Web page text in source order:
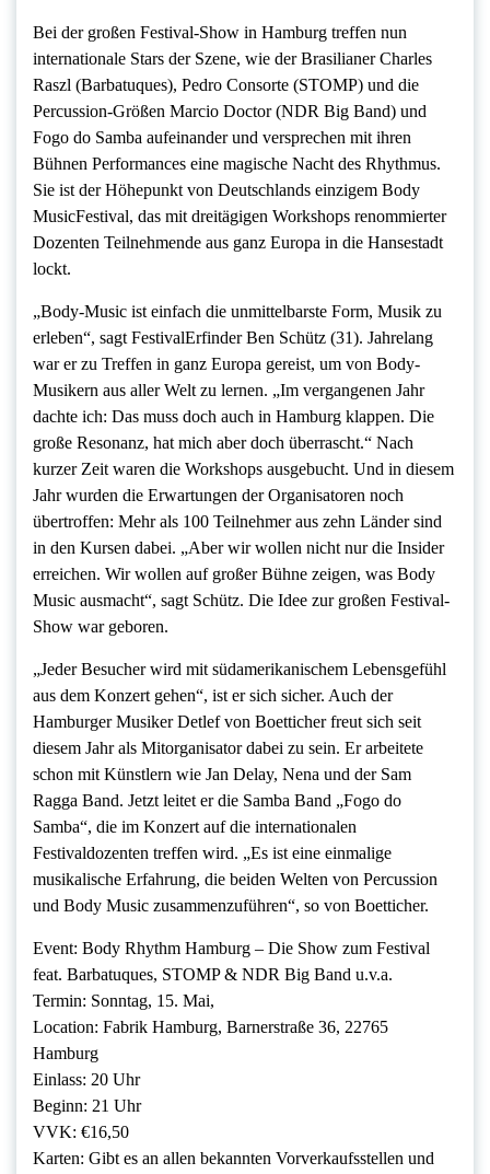
Bei der großen Festival-Show in Hamburg treffen nun
internationale Stars der Szene, wie der Brasilianer Charles
Raszl (Barbatuques), Pedro Consorte (STOMP) und die
Percussion-Größen Marcio Doctor (NDR Big Band) und
Fogo do Samba aufeinander und versprechen mit ihren
Bühnen Performances eine magische Nacht des Rhythmus.
Sie ist der Höhepunkt von Deutschlands einzigem Body
MusicFestival, das mit dreitägigen Workshops renommierter
Dozenten Teilnehmende aus ganz Europa in die Hansestadt
lockt.
„Body-Music ist einfach die unmittelbarste Form, Musik zu
erleben“, sagt FestivalErfinder Ben Schütz (31). Jahrelang
war er zu Treffen in ganz Europa gereist, um von Body-
Musikern aus aller Welt zu lernen. „Im vergangenen Jahr
dachte ich: Das muss doch auch in Hamburg klappen. Die
große Resonanz, hat mich aber doch überrascht.“ Nach
kurzer Zeit waren die Workshops ausgebucht. Und in diesem
Jahr wurden die Erwartungen der Organisatoren noch
übertroffen: Mehr als 100 Teilnehmer aus zehn Länder sind
in den Kursen dabei. „Aber wir wollen nicht nur die Insider
erreichen. Wir wollen auf großer Bühne zeigen, was Body
Music ausmacht“, sagt Schütz. Die Idee zur großen Festival-
Show war geboren.
„Jeder Besucher wird mit südamerikanischem Lebensgefühl
aus dem Konzert gehen“, ist er sich sicher. Auch der
Hamburger Musiker Detlef von Boetticher freut sich seit
diesem Jahr als Mitorganisator dabei zu sein. Er arbeitete
schon mit Künstlern wie Jan Delay, Nena und der Sam
Ragga Band. Jetzt leitet er die Samba Band „Fogo do
Samba“, die im Konzert auf die internationalen
Festivaldozenten treffen wird. „Es ist eine einmalige
musikalische Erfahrung, die beiden Welten von Percussion
und Body Music zusammenzuführen“, so von Boetticher.
Event: Body Rhythm Hamburg – Die Show zum Festival
feat. Barbatuques, STOMP & NDR Big Band u.v.a.
Termin: Sonntag, 15. Mai,
Location: Fabrik Hamburg, Barnerstraße 36, 22765
Hamburg
Einlass: 20 Uhr
Beginn: 21 Uhr
VVK: €16,50
Karten: Gibt es an allen bekannten Vorverkaufsstellen und